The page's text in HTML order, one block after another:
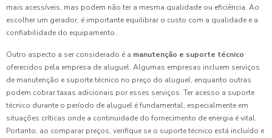
mais acessíveis, mas podem não ter a mesma qualidade ou eficiência. Ao
escolher um gerador, é importante equilibrar o custo com a qualidade e a
confiabilidade do equipamento.
Outro aspecto a ser considerado é a manutenção e suporte técnico
oferecidos pela empresa de aluguel. Algumas empresas incluem serviços
de manutenção e suporte técnico no preço do aluguel, enquanto outras
podem cobrar taxas adicionais por esses serviços. Ter acesso a suporte
técnico durante o período de aluguel é fundamental, especialmente em
situações críticas onde a continuidade do fornecimento de energia é vital.
Portanto, ao comparar preços, verifique se o suporte técnico está incluído e